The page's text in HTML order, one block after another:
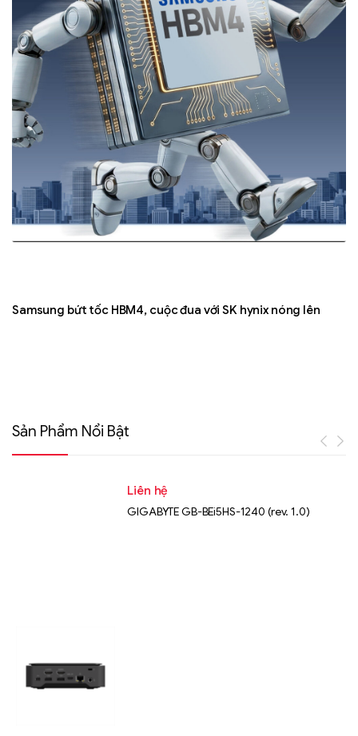
Samsung bứt tốc HBM4, cuộc đua với SK hynix nóng lên
Sản Phẩm Nổi Bật
Liên hệ
GIGABYTE GB-BEi5HS-1240 (rev. 1.0)